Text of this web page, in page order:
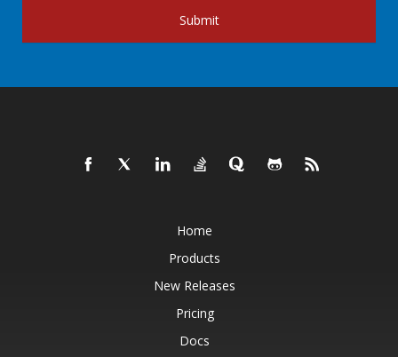
Submit
Home
Products
New Releases
Pricing
Docs